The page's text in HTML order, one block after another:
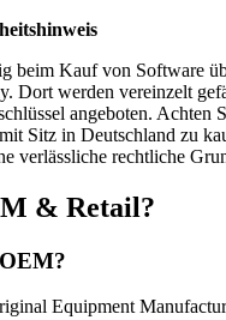
beim Kauf von Software
Dort werden vereinzelt
angeboten. Achten
Sitz in Deutschland zu
verlässliche rechtliche
& Retail?
Equipment